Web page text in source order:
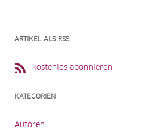
ARTIKEL ALS RSS
kostenlos abonnieren
KATEGORIEN
Autoren